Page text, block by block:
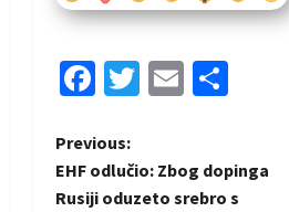
Facebook
Twitter
Email
P
o
Previous:
EHF odlučio: Zbog dopinga
Rusiji oduzeto srebro s